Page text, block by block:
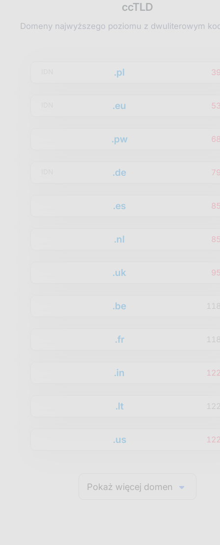
ccTLD
Domeny najwyższego poziomu z dwuliterowym
.pl
.eu
.pw
.de
.es
.nl
.uk
.be
.fr
.in
.lt
.us
Pokaż więcej domen